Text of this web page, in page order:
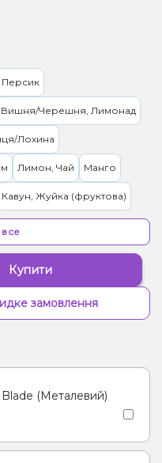
Вишня/Черешня, Лимонад
Лохина
Лимон, Чай Манго
Кавун, Жуйка (фруктова)
Желейки, Цитруси
Лимонад Кумкват
Полуниця, Кокос, Манго
Апельсин, Лікер
Купити
замовлення
(Металевий)